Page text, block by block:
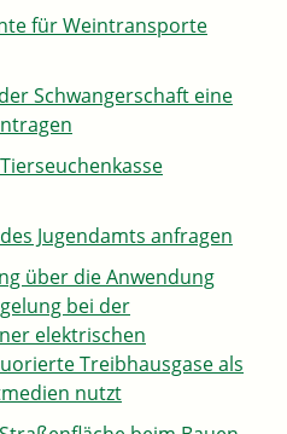
für Weintransporte
Schwangerschaft eine
Jugendamts anfragen
über die Anwendung
bei der
elektrischen
Treibhausgase als
nutzt